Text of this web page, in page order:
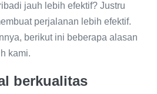
jauh lebih efektif? Justru
perjalanan lebih efektif.
berikut ini beberapa alasan
kami.
berkualitas